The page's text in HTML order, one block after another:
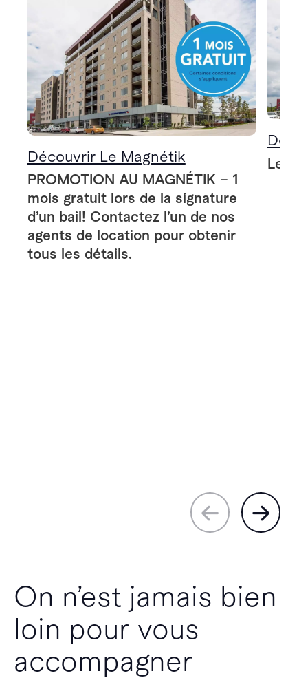
Découvrir Le Magnétik
PROMOTION AU MAGNÉTIK – 1
mois gratuit lors de la signature
d’un bail! Contactez l’un de nos
agents de location pour obtenir
tous les détails.
Le
On n’est jamais bien
loin pour vous
accompagner